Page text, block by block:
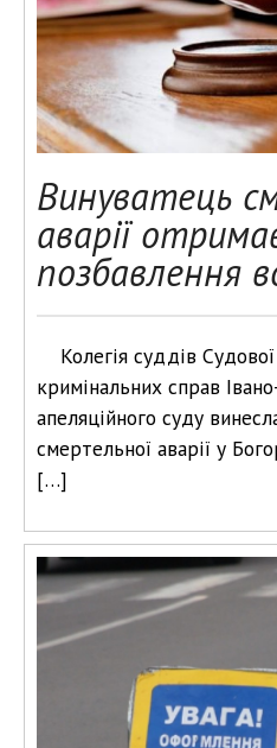
Винуватець
аварії
позбавлення
Колегія суддів
кримінальних справ
апеляційного суду
смертельної аварії у
[…]